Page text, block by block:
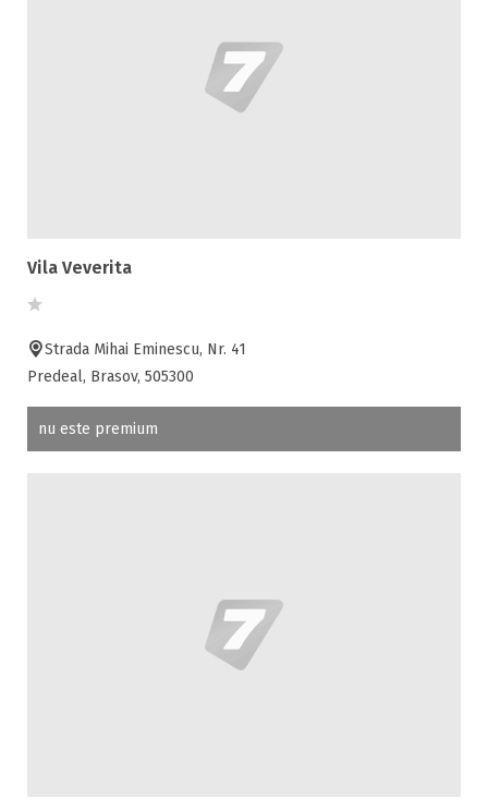
Vila Veverita
Strada Mihai Eminescu, Nr. 41
Predeal, Brasov, 505300
nu este premium